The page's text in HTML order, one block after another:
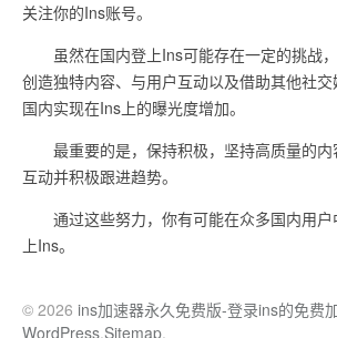
关注你的Ins账号。
虽然在国内登上Ins可能存在一定的挑战，
创造独特内容、与用户互动以及借助其他社
国内实现在Ins上的曝光度增加。
最重要的是，保持积极，坚持高质量的内
互动并积极跟进趋势。
通过这些努力，你有可能在众多国内用户
上Ins。
© 2026 ins加速器永久免费版-登录ins的免费
WordPress.Sitemap.